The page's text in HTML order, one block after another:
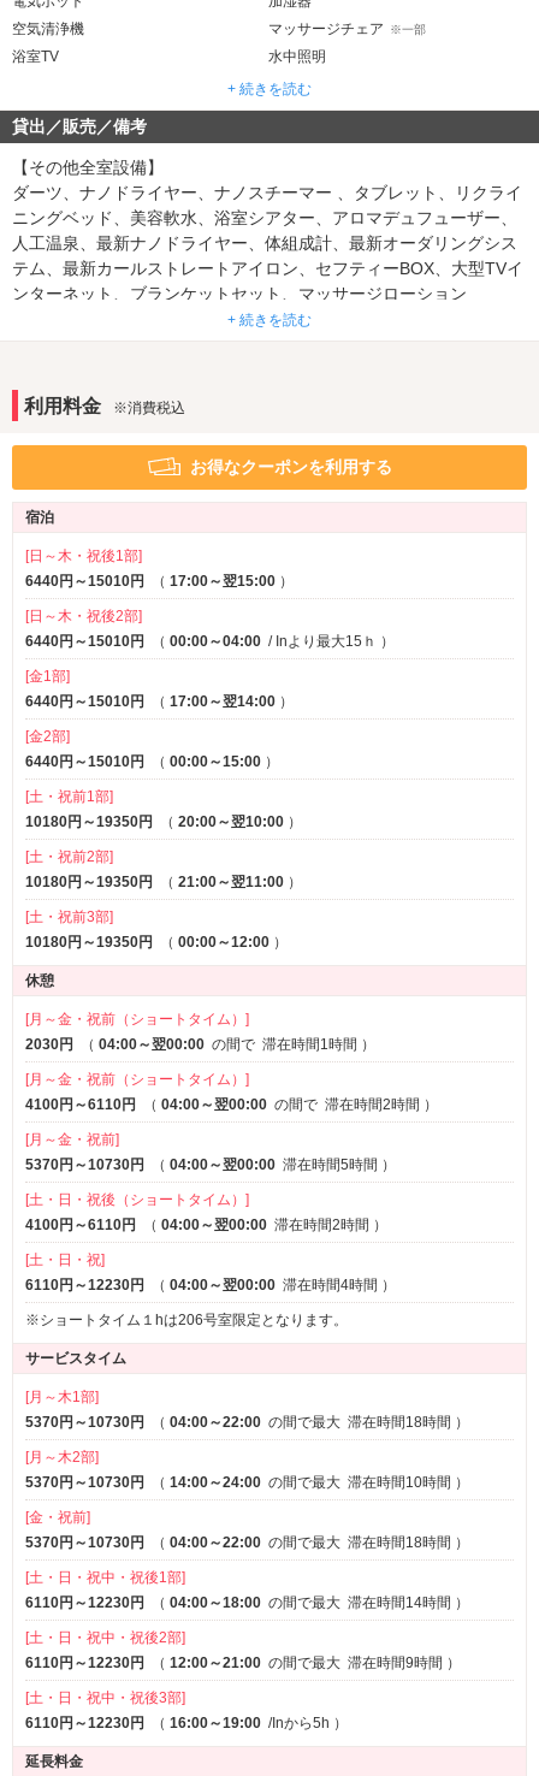
空気清浄機
マッサージチェア ※一部
浴室TV
水中照明
マット
ウォシュレット
露天風呂 ※一部
ミストサウナ
音響・映像・通信
ホームシアター ※一部
カラオケ
VOD
Wi-Fi
Android充電器
iPhone充電器
DVDプレーヤー
※一部 ブルーレイプレーヤー
アメニティ
電気マッサージ器
部屋タイプ
サービス
ルームサービス
+ 続きを読む
貸出／販売／備考
【その他全室設備】
ダーツ、ナノドライヤー、ナノスチーマー 、タブレット、リクライ
ニングベッド、美容軟水、浴室シアター、アロマデュフューザー、
人工温泉、最新ナノドライヤー、体組成計、最新オーダリングシス
テム、最新カールストレートアイロン、セフティーBOX、大型TVイ
ンターネット、ブランケットセット、マッサージローション
【限定設備】
ンチ、露天バルコニーTV 60インチ、浴室TV 32インチ、スチームサ
ウナ、アジアン丸ソファー、アジアンソファー、座卓、タブレッ
ト、
+ 続きを読む
利用料金 ※消費税込
お得なクーポンを利用する
宿泊
[日～木・祝後1部]
6440円～15010円
（ 17:00～翌15:00 ）
[日～木・祝後2部]
6440円～15010円
（ 00:00～04:00 / Inより最大15ｈ ）
[金1部]
6440円～15010円
（ 17:00～翌14:00 ）
[金2部]
6440円～15010円
（ 00:00～15:00 ）
[土・祝前1部]
10180円～19350円
（ 20:00～翌10:00 ）
[土・祝前2部]
10180円～19350円
（ 21:00～翌11:00 ）
[土・祝前3部]
10180円～19350円
（ 00:00～12:00 ）
休憩
[月～金・祝前（ショートタイム）]
2030円
（ 04:00～翌00:00 の間で 滞在時間1時間 ）
[月～金・祝前（ショートタイム）]
4100円～6110円
（ 04:00～翌00:00 の間で 滞在時間2時間 ）
[月～金・祝前]
5370円～10730円
（ 04:00～翌00:00 滞在時間5時間 ）
[土・日・祝後（ショートタイム）]
4100円～6110円
（ 04:00～翌00:00 滞在時間2時間 ）
[土・日・祝]
6110円～12230円
（ 04:00～翌00:00 滞在時間4時間 ）
※ショートタイム１hは206号室限定となります。
サービスタイム
[月～木1部]
5370円～10730円
（ 04:00～22:00 の間で最大 滞在時間18時間 ）
[月～木2部]
5370円～10730円
（ 14:00～24:00 の間で最大 滞在時間10時間 ）
[金・祝前]
5370円～10730円
（ 04:00～22:00 の間で最大 滞在時間18時間 ）
[土・日・祝中・祝後1部]
6110円～12230円
（ 04:00～18:00 の間で最大 滞在時間14時間 ）
[土・日・祝中・祝後2部]
6110円～12230円
（ 12:00～21:00 の間で最大 滞在時間9時間 ）
[土・日・祝中・祝後3部]
6110円～12230円
（ 16:00～19:00 /Inから5h ）
延長料金